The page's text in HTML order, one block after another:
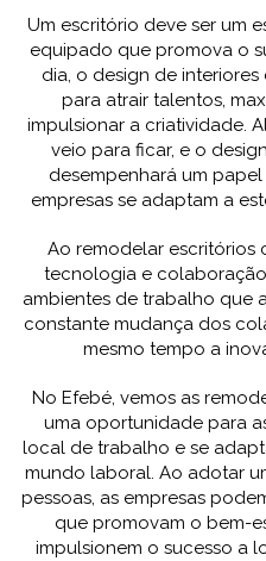
Um escritório deve ser um
equipado que promova o
dia, o design de
para atrair talentos,
impulsionar a criatividade.
veio para ficar, e o
desempenhará um
empresas se adaptam a
Ao remodelar escritórios
tecnologia e
ambientes de trabalho que
constante mudança dos
mesmo tempo a
No Efebé, vemos as
uma oportunidade para
local de trabalho e se
mundo laboral. Ao adotar
pessoas, as empresas
que promovam o bem-
impulsionem o sucesso a